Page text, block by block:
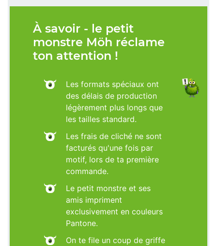
À savoir - le petit
monstre Möh réclame
ton attention !
Les formats spéciaux ont
des délais de production
légèrement plus longs que
les tailles standard.
Les frais de cliché ne sont
facturés qu'une fois par
motif, lors de ta première
commande.
Le petit monstre et ses
amis impriment
exclusivement en couleurs
Pantone.
On te file un coup de griffe